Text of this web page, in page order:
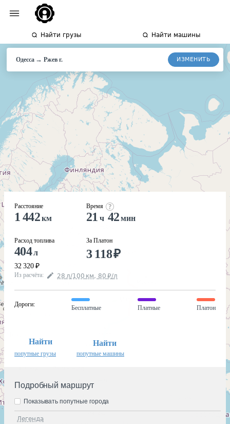
Найти грузы Найти машины
Одесса→Ржев г. ИЗМЕНИТЬ
Расстояние
1 442км
Расход топлива
404л
32 320 ₽
Время
21 ч 42 мин
За Платон
3 118₽
Из расчёта: 28 л/100 км, 80 ₽/л
Дороги:
Бесплатные Платные Платон
Найти
попутные грузы
Найти
попутные машины
Подробный маршрут
Легенда
Показывать попутные города